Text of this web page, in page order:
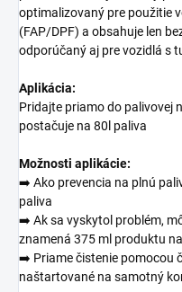
optimalizovaný pre použitie
(FAP/DPF) a obsahuje len
odporúčaný aj pre vozidlá s
Aplikácia:
Pridajte priamo do palivovej
postačuje na 80l paliva
Možnosti aplikácie:
➡️ Ako prevencia na plnú
paliva
➡️ Ak sa vyskytol problém,
znamená 375 ml produktu
➡️ Priame čistenie pomocou
naštartované na samotný